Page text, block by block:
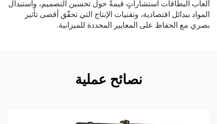
ألعاب البطاقات استشاراتٍ قيمةً حول تحسين التصميم، واستبدال
المواد ببدائل اقتصادية، وتقنيات الإنتاج التي تحقّق أقصى تأثير
بصري مع الحفاظ على المعايير المحددة للميزانية.
نصائح عملية